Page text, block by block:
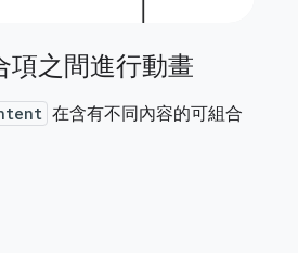
項之間進行動畫
在含有不同內容的可組合